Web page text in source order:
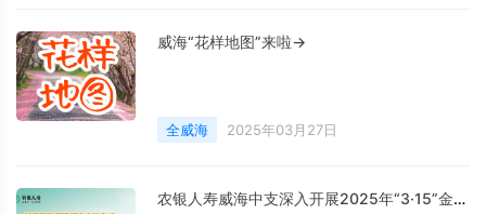
威海“花样地图”来啦→
全威海 2025年03月27日
农银人寿威海中支深入开展2025年“3·15”金融消费者权益保护教育宣传活动